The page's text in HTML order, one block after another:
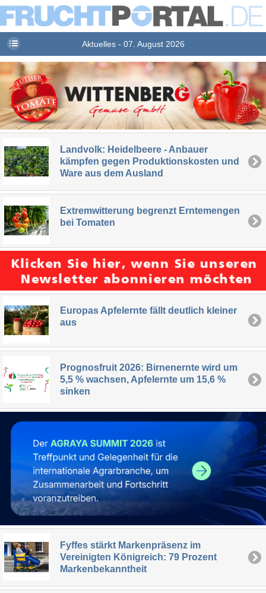
Aktuelles - 07. August 2026
Landvolk: Heidelbeere - Anbauer
kämpfen gegen Produktionskosten und
Ware aus dem Ausland
Extremwitterung begrenzt Erntemengen
bei Tomaten
Europas Apfelernte fällt deutlich kleiner
aus
Prognosfruit 2026: Birnenernte wird um
5,5 % wachsen, Apfelernte um 15,6 %
sinken
Fyffes stärkt Markenpräsenz im
Vereinigten Königreich: 79 Prozent
Markenbekanntheit